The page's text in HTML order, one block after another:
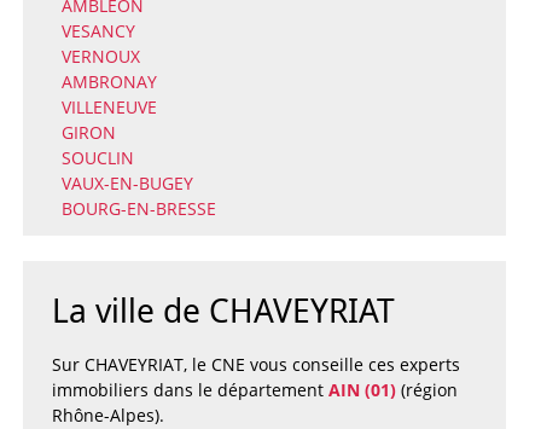
AMBLEON
VESANCY
VERNOUX
AMBRONAY
VILLENEUVE
GIRON
SOUCLIN
VAUX-EN-BUGEY
BOURG-EN-BRESSE
La ville de CHAVEYRIAT
Sur CHAVEYRIAT, le CNE vous conseille ces experts
immobiliers dans le département AIN (01)(région
Rhône-Alpes).